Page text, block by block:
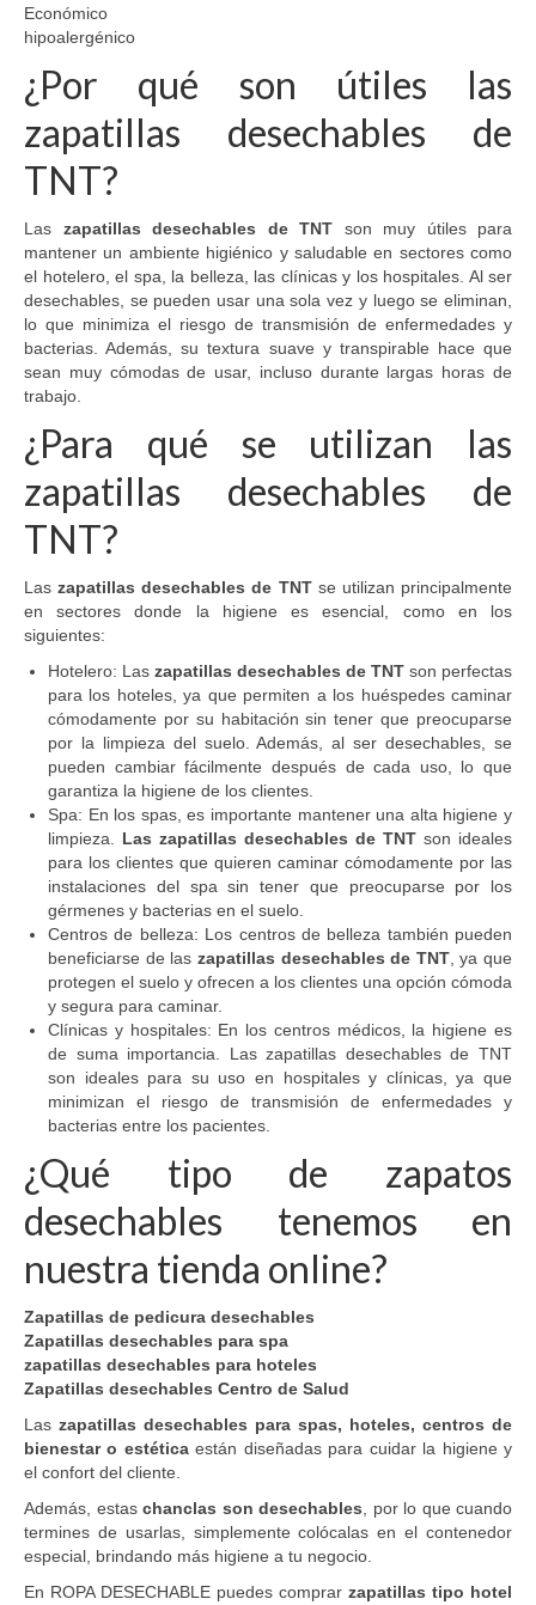
Económico
hipoalergénico
¿Por qué son útiles las
zapatillas desechables de
TNT?
Las zapatillas desechables de TNT son muy útiles para
mantener un ambiente higiénico y saludable en sectores como
el hotelero, el spa, la belleza, las clínicas y los hospitales. Al ser
desechables, se pueden usar una sola vez y luego se eliminan,
lo que minimiza el riesgo de transmisión de enfermedades y
bacterias. Además, su textura suave y transpirable hace que
sean muy cómodas de usar, incluso durante largas horas de
trabajo.
¿Para qué se utilizan las
zapatillas desechables de
TNT?
Laszapatillas desechables de TNTse utilizan principalmente
en sectores donde la higiene es esencial, como en los
siguientes:
Hotelero: Las zapatillas desechables de TNT son perfectas
para los hoteles, ya que permiten a los huéspedes caminar
cómodamente por su habitación sin tener que preocuparse
por la limpieza del suelo. Además, al ser desechables, se
pueden cambiar fácilmente después de cada uso, lo que
garantiza la higiene de los clientes.
Spa: En los spas, es importante mantener una alta higiene y
limpieza.
Las zapatillas desechables de TNT son ideales
para los clientes que quieren caminar cómodamente por las
instalaciones del spa sin tener que preocuparse por los
gérmenes y bacterias en el suelo.
Centros de belleza: Los centros de belleza también pueden
beneficiarse de las zapatillas desechables de TNT, ya que
protegen el suelo y ofrecen a los clientes una opción cómoda
y segura para caminar.
Clínicas y hospitales: En los centros médicos, la higiene es
de suma importancia. Las zapatillas desechables de TNT
son ideales para su uso en hospitales y clínicas, ya que
minimizan el riesgo de transmisión de enfermedades y
bacterias entre los pacientes.
¿Qué tipo de zapatos
desechables tenemos en
nuestra tienda online?
Zapatillas de pedicura desechables
Zapatillas desechables para spa
zapatillas desechables para hoteles
Zapatillas desechables Centro de Salud
Las zapatillas desechables para spas, hoteles, centros de
bienestar o estéticaestán diseñadas para cuidar la higiene y
el confort del cliente.
Además, estas chanclas son desechables , por lo que cuando
termines de usarlas, simplemente colócalas en el contenedor
especial, brindando más higiene a tu negocio.
En ROPA DESECHABLE puedes comprar zapatillas tipo hotel